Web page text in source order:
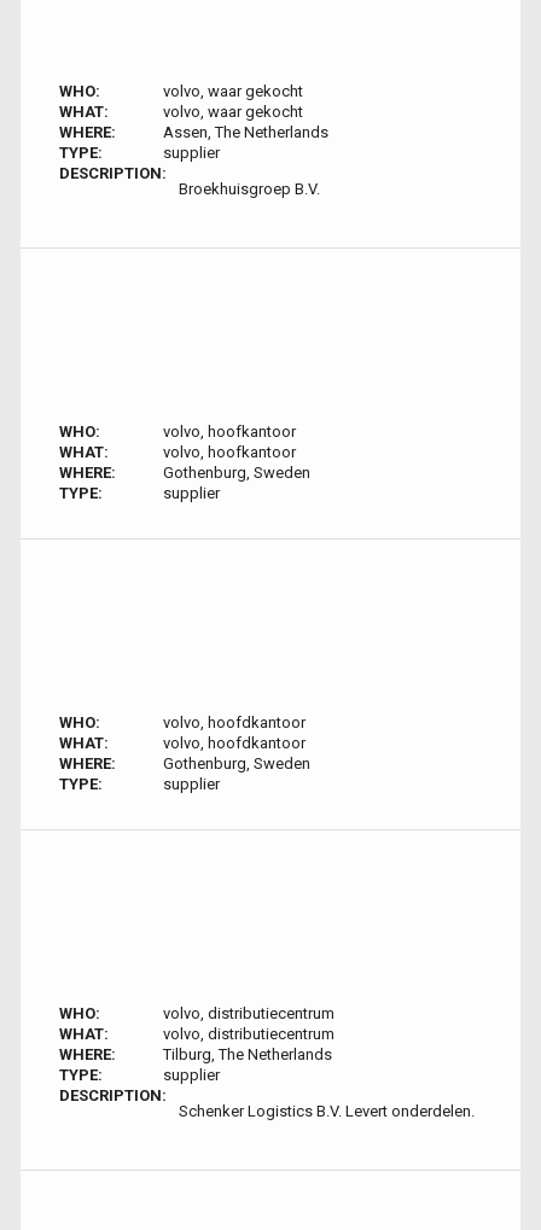
WHO:
volvo, waar gekocht
WHAT:
volvo, waar gekocht
WHERE:
Assen, The Netherlands
TYPE:
supplier
DESCRIPTION:
Broekhuisgroep B.V.
WHO:
volvo, hoofkantoor
WHAT:
volvo, hoofkantoor
WHERE:
Gothenburg, Sweden
TYPE:
supplier
WHO:
volvo, hoofdkantoor
WHAT:
volvo, hoofdkantoor
WHERE:
Gothenburg, Sweden
TYPE:
supplier
WHO:
volvo, distributiecentrum
WHAT:
volvo, distributiecentrum
WHERE:
Tilburg, The Netherlands
TYPE:
supplier
DESCRIPTION:
Schenker Logistics B.V. Levert onderdelen.